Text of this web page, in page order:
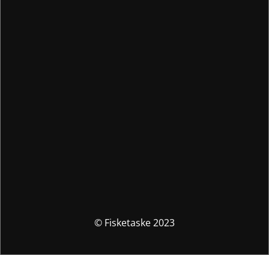
© Fisketaske 2023